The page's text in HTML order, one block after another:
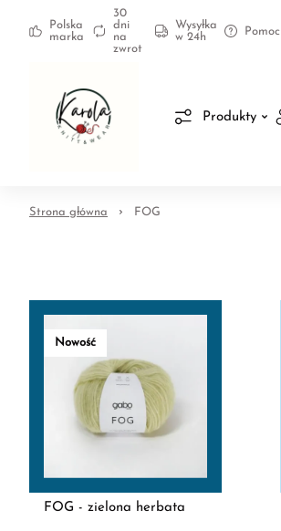
Polska
marka
30
dni
na
zwrot
Wysyłka
w 24h
Pomoc
Produkty
Strona główna FOG
Nowość
FOG - zielona herbata